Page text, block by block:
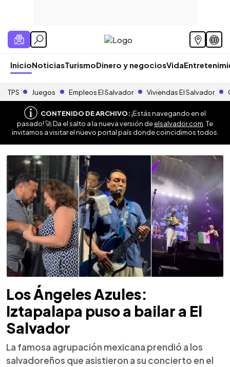
InicioNoticiasTurismoDinero y negociosVida
TPS Juegos Empleos El Salvador Viviendas El Salvador
CONTENIDO DE ARCHIVO:¡Estás navegando en el
pasado! 🚀 Da el salto a la nueva versión deelsalvador.com . Te
invitamos a visitar el nuevo portal país donde coincidimos todos.
Los Ángeles Azules:
Iztapalapa puso a bailar a El
Salvador
La famosa agrupación mexicana prendió a los
salvadoreños que asistieron a su concierto en el